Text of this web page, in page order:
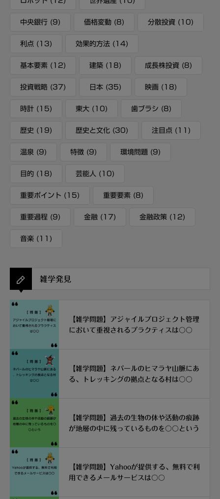
中央銀行 (9) 価格変動 (8) 分散投資 (10)
利点 (13) 効果的方法 (14)
基本要素 (12) 建築 (18) 成長株投資 (8)
投資戦略 (37) 日本 (35) 映画 (18)
時計 (15) 東大 (10) 歯ブラシ (8)
歴史 (19) 歴史と文化 (30) 注目点 (11)
温泉 (9) 特徴 (9) 環境問題 (9)
目的 (18) 芸能人 (10)
重要ポイント (15) 重要要素 (8)
重要過程 (9) 金融 (17) 金融政策 (12)
音楽 (11)
雑学発見
【雑学問題】アジャイルプロジェクト管理
において重視されるプラクティスは〇〇
【雑学問題】ネパールのヒマラヤ山脈にあ
る、トレッキングの拠点となる村は〇〇
【雑学問題】過去の生物の体や活動の痕跡
が地層の中に残っているものを〇〇という
【雑学問題】Yahooが提供する、無料で利
用できるメールサービスは〇〇